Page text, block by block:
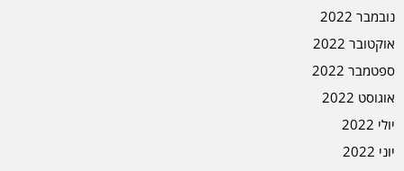
נובמבר 2022
אוקטובר 2022
ספטמבר 2022
אוגוסט 2022
יולי 2022
יוני 2022